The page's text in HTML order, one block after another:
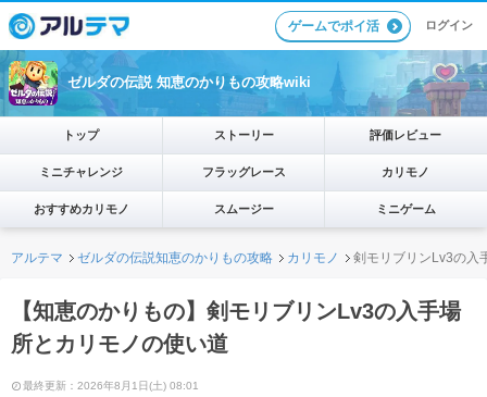
ゲームでポイ活 ログイン
ゼルダの伝説 知恵のかりもの攻略wiki
トップ ストーリー 評価レビュー
ミニチャレンジ フラッグレース カリモノ
おすすめカリモノ スムージー ミニゲーム
アルテマ ゼルダの伝説知恵のかりもの攻略 カリモノ 剣モリブリンLv3の入
【知恵のかりもの】剣モリブリンLv3の入手場
所とカリモノの使い道
最終更新：2026年8月1日(土) 08:01